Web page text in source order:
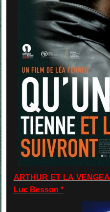
ARTHUR ET LA
Luc Besson *